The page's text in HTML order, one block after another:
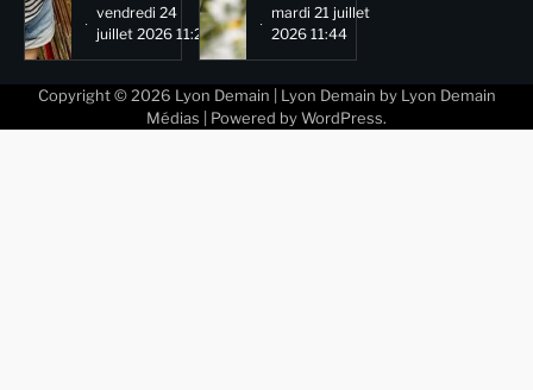
vendredi 24
juillet 2026 11:29
mardi 21 juillet
2026 11:44
Copyright © 2026 Lyon Demain | Lyon Demain by Lyon Demain
Médias | Powered by WordPress.